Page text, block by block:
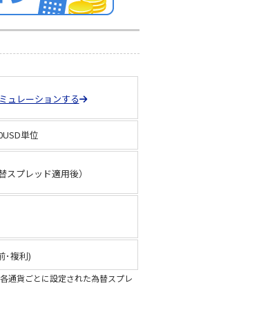
ュレーションする
単位
スプレッド適用後）
･複利)
通貨ごとに設定された為替スプレ